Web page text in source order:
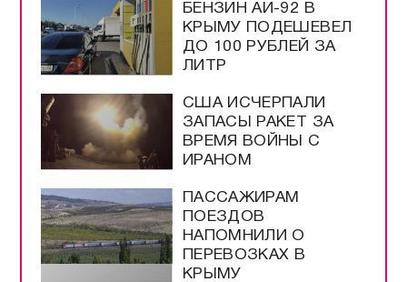
БЕНЗИН АИ-92 В
КРЫМУ ПОДЕШЕВЕЛ
ДО 100 РУБЛЕЙ ЗА
ЛИТР
США ИСЧЕРПАЛИ
ЗАПАСЫ РАКЕТ ЗА
ВРЕМЯ ВОЙНЫ С
ИРАНОМ
ПАССАЖИРАМ
ПОЕЗДОВ
НАПОМНИЛИ О
ПЕРЕВОЗКАХ В
КРЫМУ